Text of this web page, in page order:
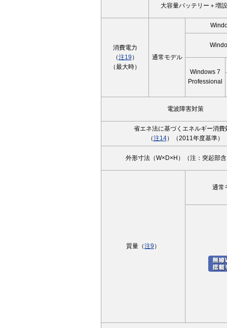
大容量バッテリー＋増
消費電力
（注19 ）
（最大時）
通常モデル
Windows 7
Professional
電波障害対策
省エネ法に基づくエネルギー消費
（注14）（2011年度基準）
外形寸法（W×D×H）（注：突起部
質量（注9 ）
通常